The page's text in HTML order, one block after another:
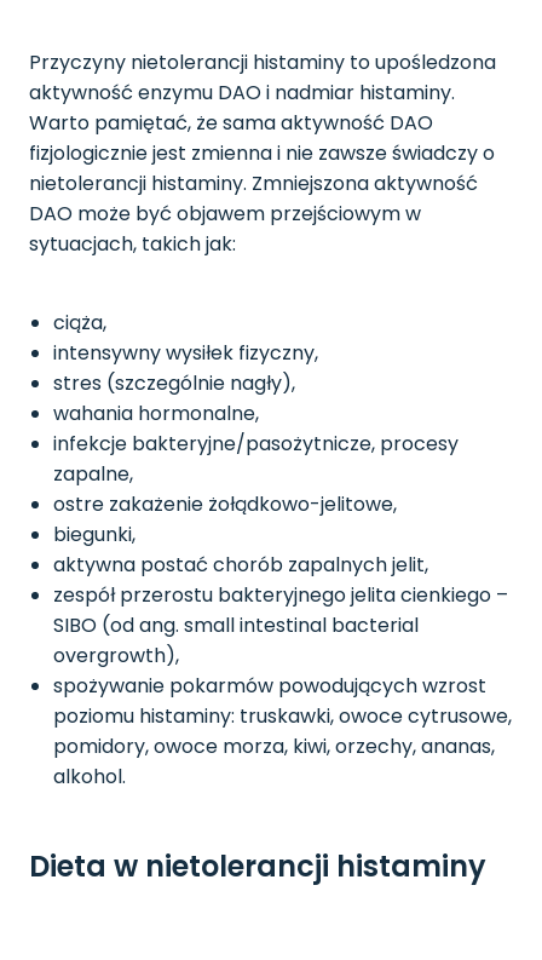
Przyczyny nietolerancji histaminy to upośledzona
aktywność enzymu DAO i nadmiar histaminy.
Warto pamiętać, że sama aktywność DAO
fizjologicznie jest zmienna i nie zawsze świadczy o
nietolerancji histaminy. Zmniejszona aktywność
DAO może być objawem przejściowym w
sytuacjach, takich jak:
ciąża,
intensywny wysiłek fizyczny,
stres (szczególnie nagły),
wahania hormonalne,
infekcje bakteryjne/pasożytnicze, procesy
zapalne,
ostre zakażenie żołądkowo-jelitowe,
biegunki,
aktywna postać chorób zapalnych jelit,
zespół przerostu bakteryjnego jelita cienkiego –
SIBO (od ang. small intestinal bacterial
overgrowth),
spożywanie pokarmów powodujących wzrost
poziomu histaminy: truskawki, owoce cytrusowe,
pomidory, owoce morza, kiwi, orzechy, ananas,
alkohol.
Dieta w nietolerancji histaminy